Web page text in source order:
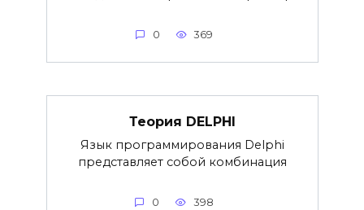
0 369
Теория DELPHI
Язык программирования Delphi
представляет собой комбинация
0 398